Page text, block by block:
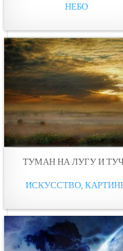
НЕБО
ТУМАН НА ЛУГУ И
ИСКУССТВО,